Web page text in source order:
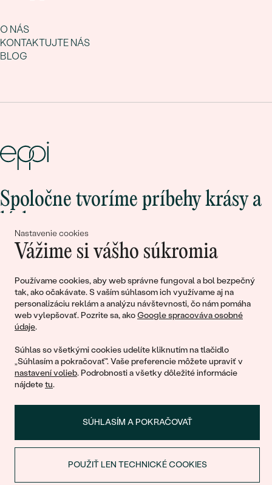
Nastavenie cookies
Vážime si vášho súkromia
Používame cookies, aby web správne fungoval a bol bezpečný
tak, ako očakávate. S vaším súhlasom ich využívame aj na
personalizáciu reklám a analýzu návštevnosti, čo nám pomáha
web vylepšovať. Pozrite sa, akoGoogle spracováva osobné
údaje.
Súhlas so všetkými cookies udelíte kliknutím na tlačidlo
„Súhlasím a pokračovať". Vaše preferencie môžete upraviť v
nastavení volieb. Podrobnosti a všetky dôležité informácie
nájdetetu.
SÚHLASÍM A POKRAČOVAŤ
POUŽIŤ LEN TECHNICKÉ COOKIES
O NÁS
KONTAKTUJTE NÁS
BLOG
Spoločne tvoríme príbehy krásy a
Pripojte sa k nám!
© 2011 - 2026, Eppi.sk